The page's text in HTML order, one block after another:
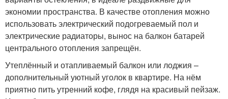
экономии пространства. В качестве отопления можно
использовать электрический подогреваемый пол и
электрические радиаторы, вынос на балкон батарей
центрального отопления запрещён.
Утеплённый и отапливаемый балкон или лоджия –
дополнительный уютный уголок в квартире. На нём
приятно пить утренний кофе, глядя на красивый пейзаж.